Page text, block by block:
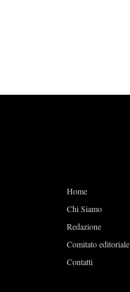
Home
Chi Siamo
Redazione
Comitato editoriale
Contatti